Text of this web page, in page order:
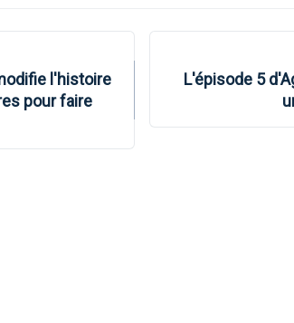
l'histoire
pour faire
L'épisode 5